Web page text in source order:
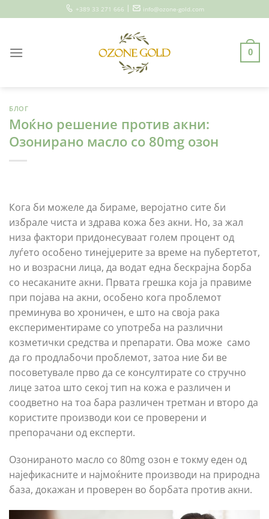
to
+389 33 271 666 | info@ozone-gold.com
0
БЛОГ
Моќно решение против акни:
Озонирано масло со 80mg озон
Кога би можеле да бираме, веројатно сите би
избрале чиста и здрава кожа без акни. Но, за жал
низа фактори придонесуваат голем процент од
луѓето особено тинејџерите за време на пубертетот,
но и возрасни лица, да водат една бескрајна борба
со несаканите акни. Првата грешка која ја правиме
при појава на акни, особено кога проблемот
преминува во хроничен, е што на своја рака
експериментираме со употреба на различни
козметички средства и препарати. Ова може само
да го продлабочи проблемот, затоа ние би ве
посоветувале прво да се консултирате со стручно
лице затоа што секој тип на кожа е различен и
соодветно на тоа бара различен третман и второ да
користите производи кои се проверени и
препорачани од експерти.
Озонираното масло со 80mg озон е токму еден од
најефикасните и најмоќните производи на природна
база, докажан и проверен во борбата против акни.